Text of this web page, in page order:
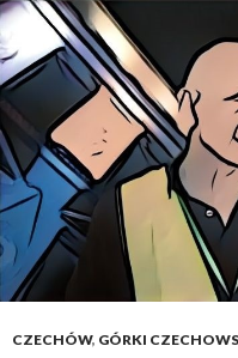
n
s
?
R
a
p
o
r
t
CZECHÓW, GÓRKI